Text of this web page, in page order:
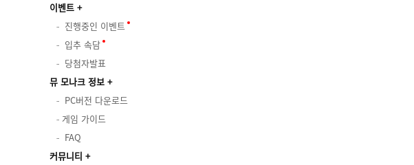
이벤트
진행중인 이벤트
입추 속담
당첨자발표
뮤 모나크 정보
PC버전 다운로드
게임 가이드
FAQ
커뮤니티